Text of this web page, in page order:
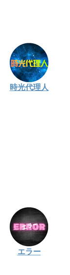
時光代理人
エラー